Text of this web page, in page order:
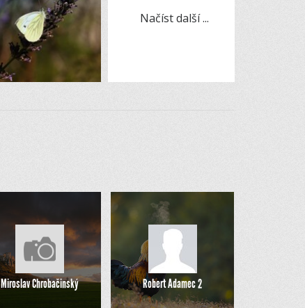
Načíst další ...
Miroslav Chrobačinský Robert Adamec 2